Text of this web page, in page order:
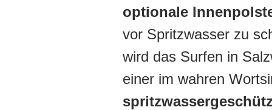
optionale
vor Spritzwasser zu
wird das Surfen in
einer im wahren